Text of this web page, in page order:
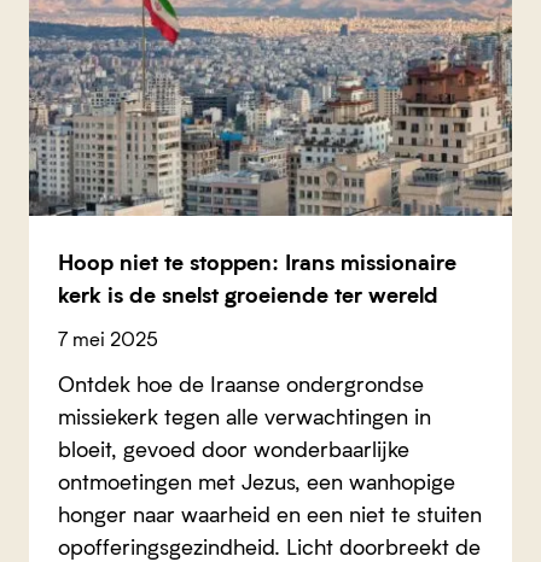
Hoop niet te stoppen: Irans missionaire
kerk is de snelst groeiende ter wereld
7 mei 2025
Ontdek hoe de Iraanse ondergrondse
missiekerk tegen alle verwachtingen in
bloeit, gevoed door wonderbaarlijke
ontmoetingen met Jezus, een wanhopige
honger naar waarheid en een niet te stuiten
opofferingsgezindheid. Licht doorbreekt de